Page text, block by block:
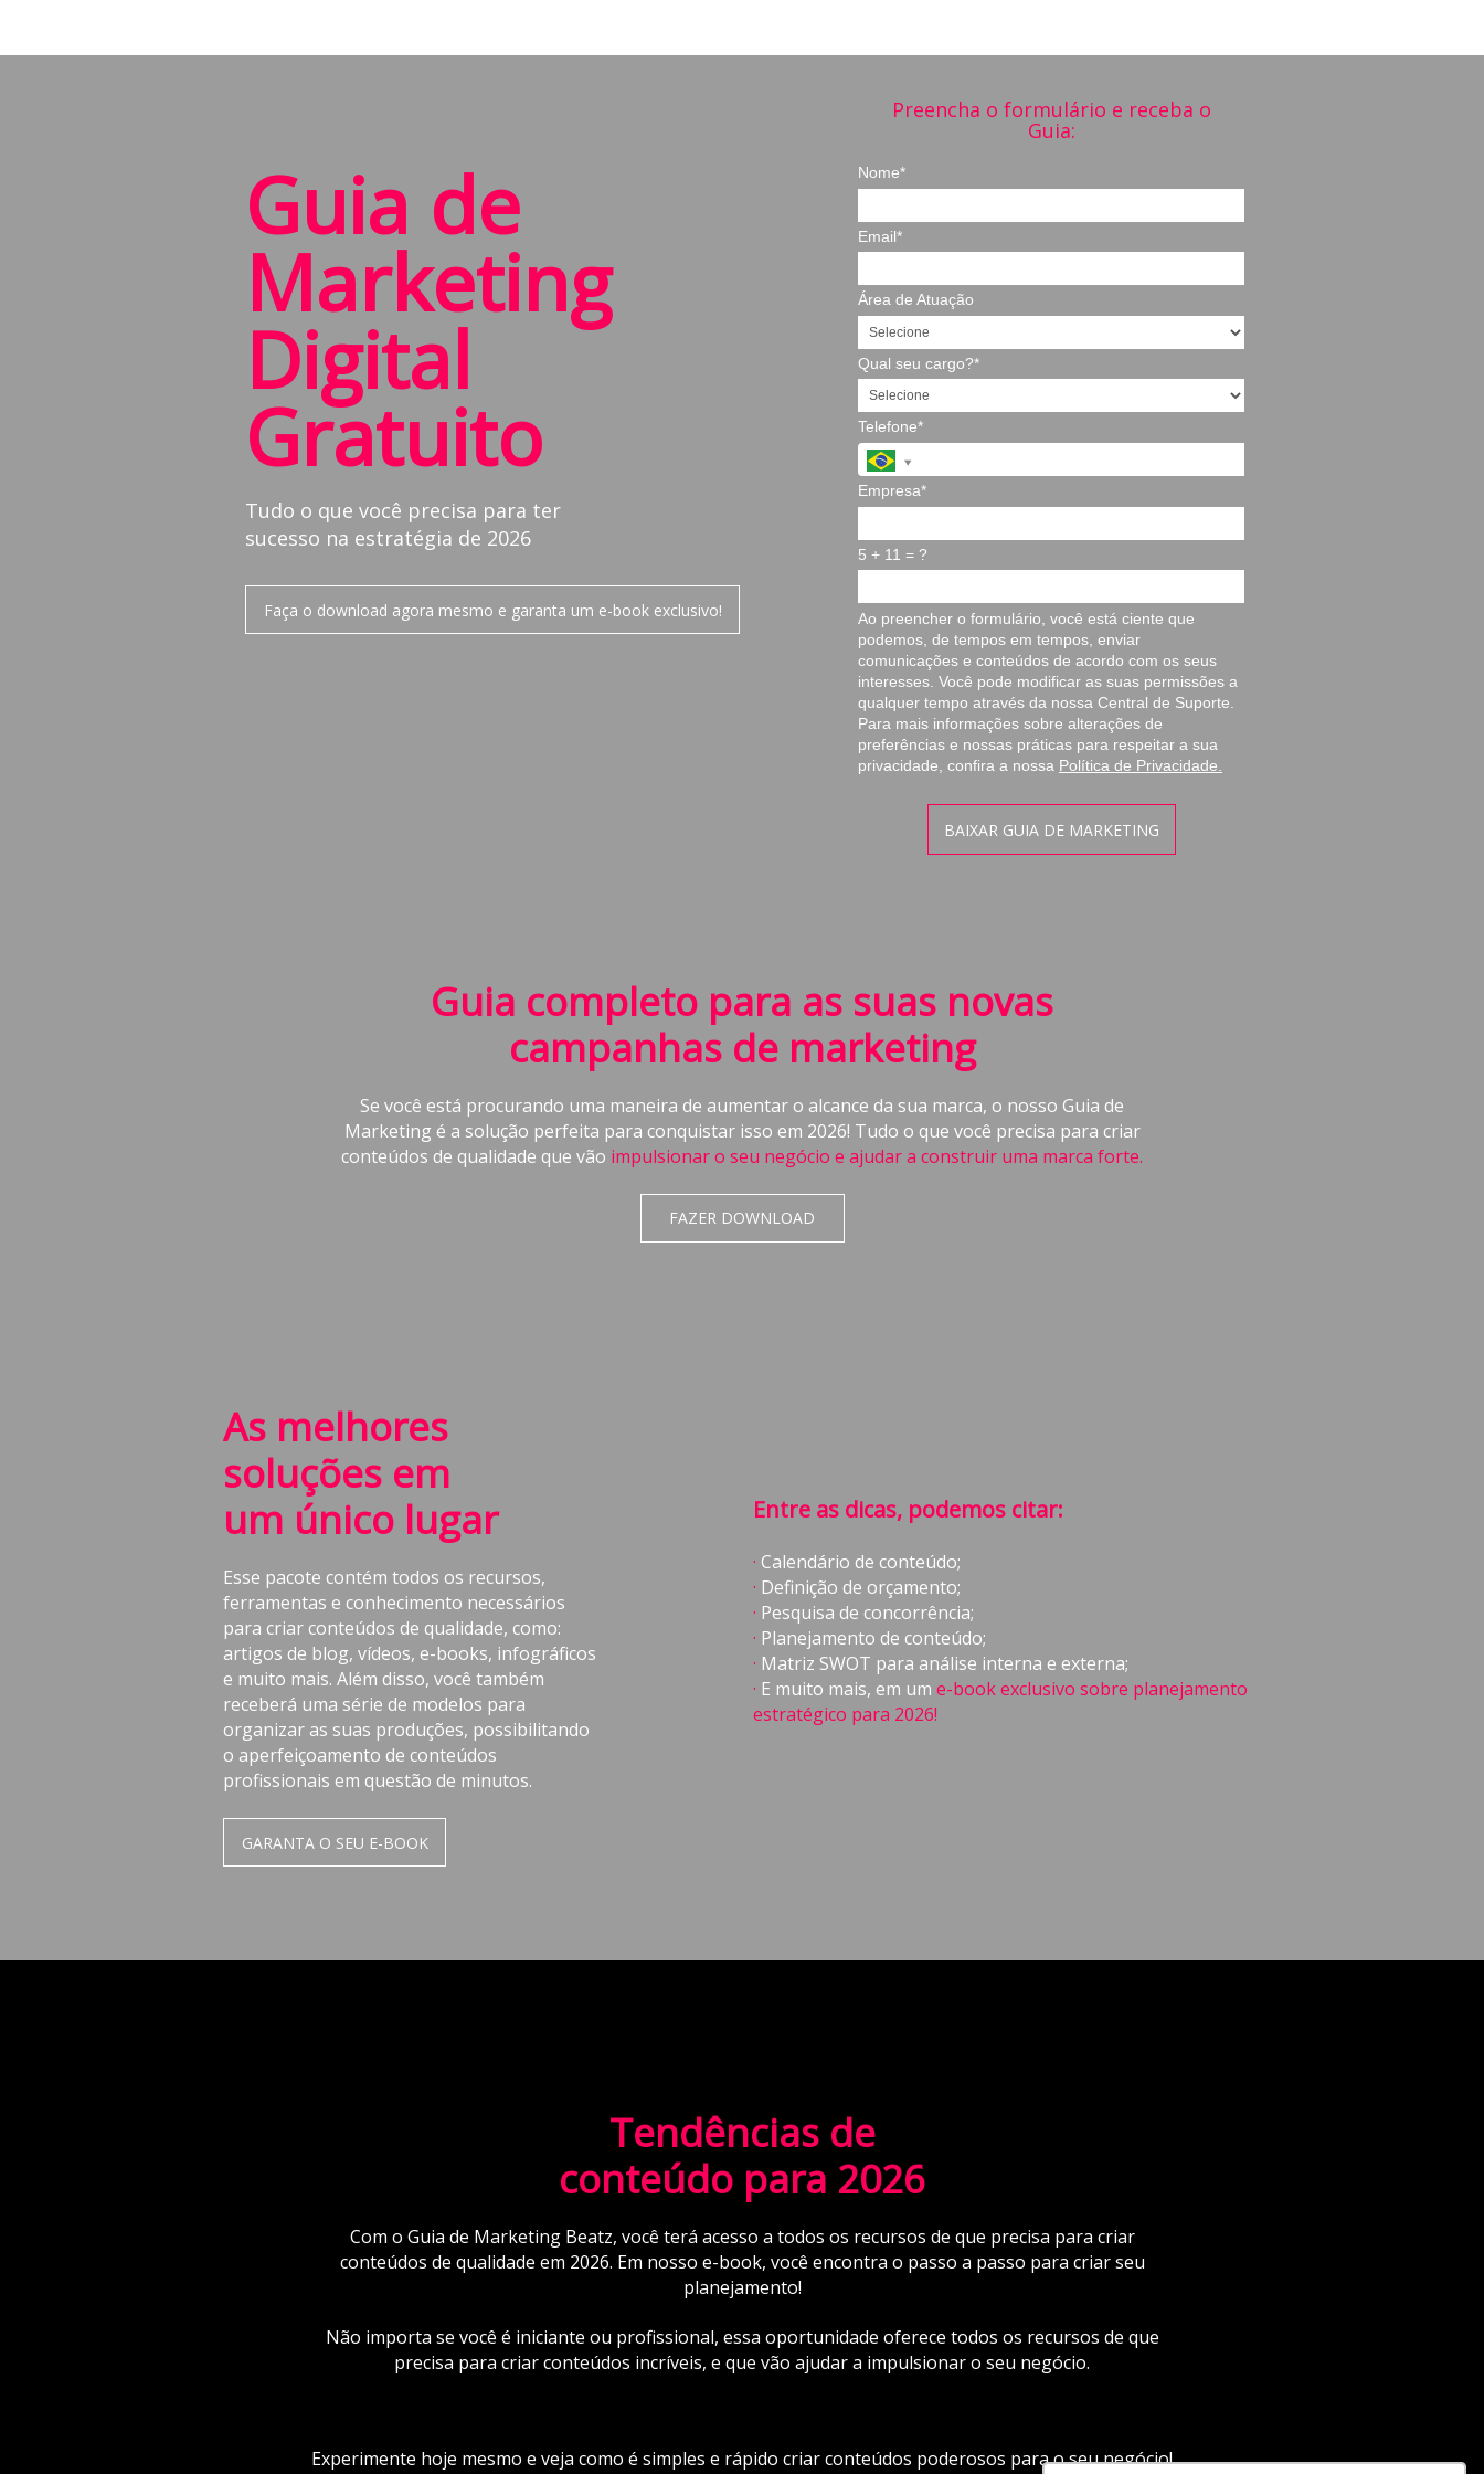
Guia de
Marketing
Digital
Gratuito
Tudo o que você precisa para ter
sucesso na estratégia de 2026
Faça o download agora mesmo e garanta um e-book exclusivo!
Preencha o formulário e receba o
Guia:
Nome*
Email*
Área de Atuação
Qual seu cargo?*
Telefone*
Empresa*
5 + 11 = ?
Ao preencher o formulário, você está ciente que
podemos, de tempos em tempos, enviar
comunicações e conteúdos de acordo com os seus
interesses. Você pode modificar as suas permissões a
qualquer tempo através da nossa Central de Suporte.
Para mais informações sobre alterações de
preferências e nossas práticas para respeitar a sua
privacidade, confira a nossa Política de Privacidade.
BAIXAR GUIA DE MARKETING
Guia completo para as suas novas
campanhas de marketing
Se você está procurando uma maneira de aumentar o alcance da sua marca, o nosso Guia de
Marketing é a solução perfeita para conquistar isso em 2026! Tudo o que você precisa para criar
conteúdos de qualidade que vão impulsionar o seu negócio e ajudar a construir uma marca forte.
FAZER DOWNLOAD
As melhores
soluções em
um único lugar
Esse pacote contém todos os recursos,
ferramentas e conhecimento necessários
para criar conteúdos de qualidade, como:
artigos de blog, vídeos, e-books, infográficos
e muito mais. Além disso, você também
receberá uma série de modelos para
organizar as suas produções, possibilitando
o aperfeiçoamento de conteúdos
profissionais em questão de minutos.
GARANTA O SEU E-BOOK
Entre as dicas, podemos citar:
· Calendário de conteúdo;
· Definição de orçamento;
· Pesquisa de concorrência;
· Planejamento de conteúdo;
· Matriz SWOT para análise interna e externa;
· E muito mais, em um e-book exclusivo sobre planejamento
estratégico para 2026!
Tendências de
conteúdo para 2026
Com o Guia de Marketing Beatz, você terá acesso a todos os recursos de que precisa para criar
conteúdos de qualidade em 2026. Em nosso e-book, você encontra o passo a passo para criar seu
planejamento!
Não importa se você é iniciante ou profissional, essa oportunidade oferece todos os recursos de que
precisa para criar conteúdos incríveis, e que vão ajudar a impulsionar o seu negócio.
Experimente hoje mesmo e veja como é simples e rápido criar conteúdos poderosos para o seu negócio!